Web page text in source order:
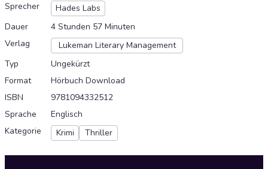
Sprecher
Hades Labs
Dauer
4 Stunden 57 Minuten
Verlag
Lukeman Literary Management
Typ
Ungekürzt
Format
Hörbuch Download
ISBN
9781094332512
Sprache
Englisch
Kategorie
Krimi Thriller